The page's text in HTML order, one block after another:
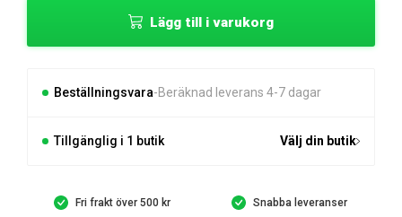
PCBA
mängd
Lägg till i varukorg
Beställningsvara Beräknad leverans 4-7 dagar
Tillgänglig i 1 butik Välj din butik
Fri frakt över 500 kr
Snabba leveranser